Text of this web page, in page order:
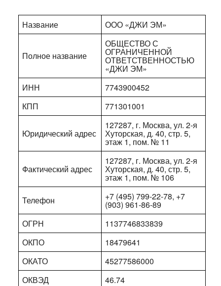
Название ООО «ДЖИ ЭМ»
Полное название
ОБЩЕСТВО С
ОГРАНИЧЕННОЙ
ОТВЕТСТВЕННОСТЬЮ
«ДЖИ ЭМ»
ИНН
7743900452
КПП
771301001
Юридический адрес
127287, г. Москва, ул. 2-я
Хуторская, д. 40, стр. 5,
этаж 1, пом. № 11
Фактический адрес
127287, г. Москва, ул. 2-я
Хуторская, д. 40, стр. 5,
этаж 1, пом. № 106
Телефон
+7 (495) 799-22-78, +7
(903) 961-86-89
ОГРН
1137746833839
ОКПО
18479641
ОКАТО
45277586000
ОКВЭД
46.74